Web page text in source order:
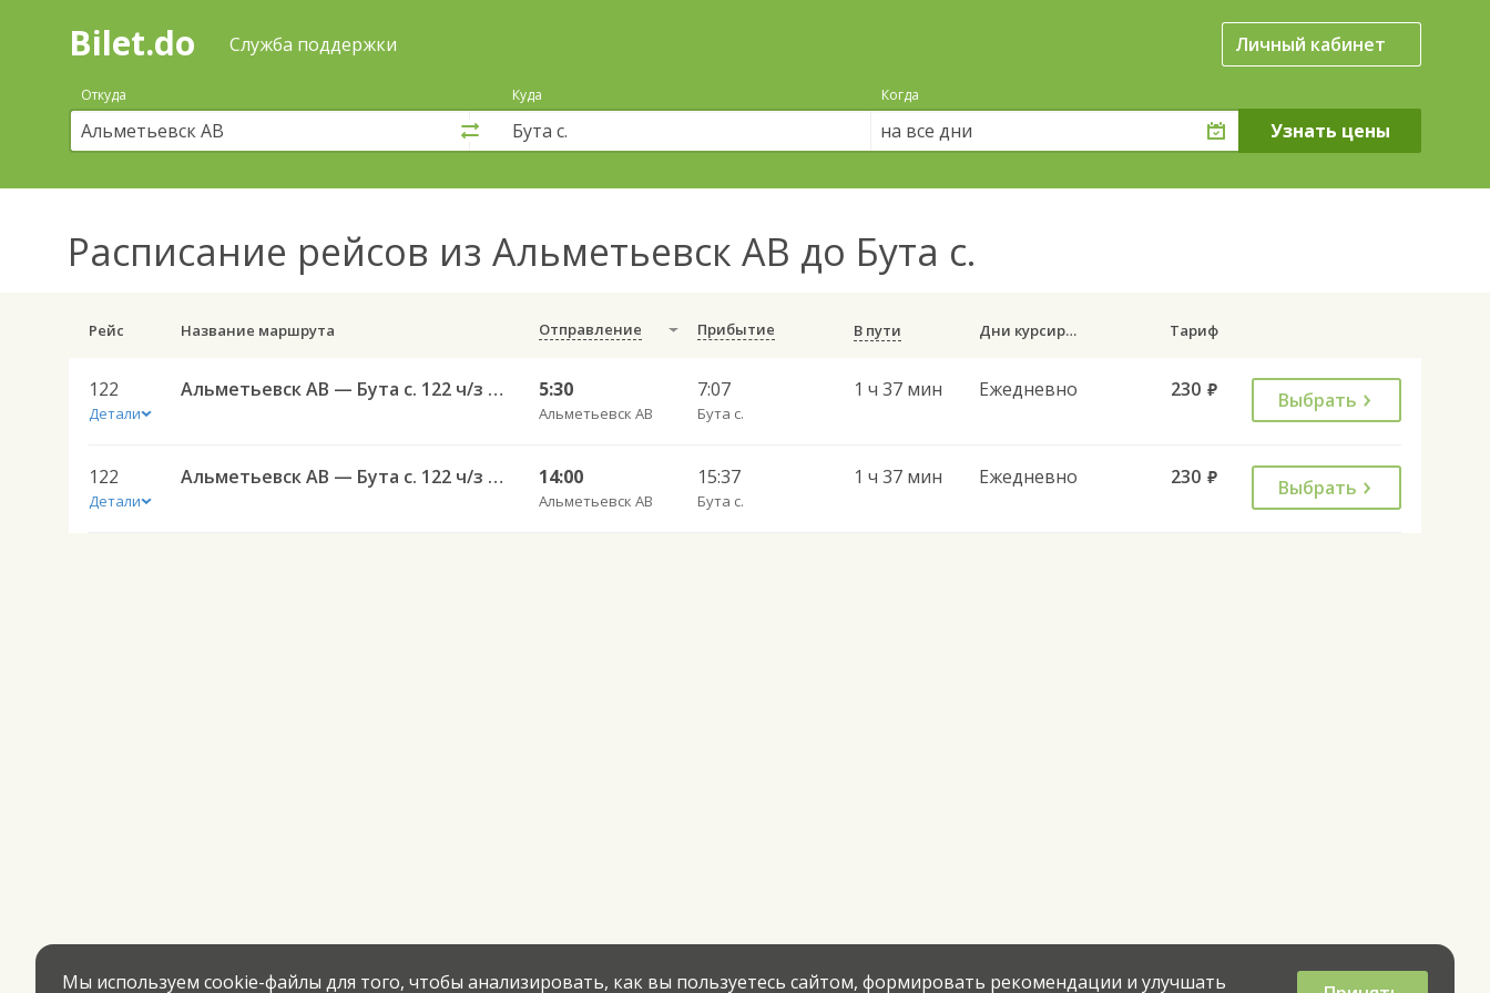
Поиск
покупка
билетов
автобус
онлайн
Bilet.do Служба поддержки Личный кабинет
Откуда Куда Когда
на все дни
Расписание рейсов из Альметьевск АВ до Бута с.
Рейс Название маршрута Отправление Прибытие В пути Дни курсирования Тариф
122
Детали
Альметьевск АВ — Бута с. 122 ч/з Акташ 5:30
Альметьевск АВ
7:07
Бута с.
1 ч 37 мин Ежедневно 230 руб. Выбрать
122
Детали
Альметьевск АВ — Бута с. 122 ч/з Акташ 14:00
Альметьевск АВ
15:37
Бута с.
1 ч 37 мин Ежедневно 230 руб. Выбрать
Мы используем cookie-файлы для того, чтобы анализировать, как вы пользуетесь сайтом, формировать рекомендации и улучшать